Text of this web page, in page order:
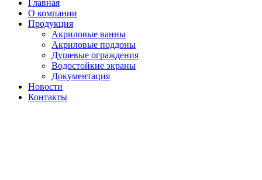
Главная
О компании
Продукция
Акриловые ванны
Акриловые поддоны
Душевые ограждения
Водостойкие экраны
Документация
Новости
Контакты